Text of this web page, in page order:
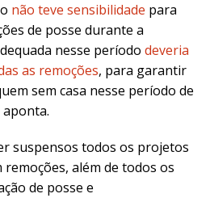
não teve sensibilidade para
de posse durante a
nesse período deveria
as remoções, para garantir
sem casa nesse período de
suspensos todos os projetos
além de todos os
de posse e